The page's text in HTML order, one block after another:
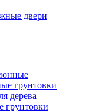
двери
грунтовки
дерева
грунтовки